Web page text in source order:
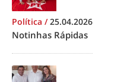
Política /25.04.2026
Notinhas Rápidas